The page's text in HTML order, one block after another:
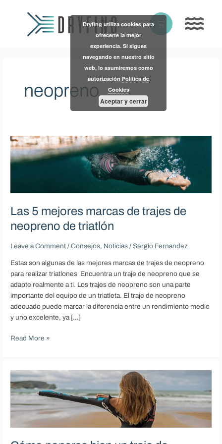
Basket
neopreno
Las 5 mejores marcas de trajes de
neopreno de triatlón
Leave a Comment /Consejos, Noticias /Sergio Fernandez
Estas son algunas de las mejores marcas de trajes de neopreno
para realizar triatlones Encuentra un traje de neopreno que se
adapte realmente a ti. Los trajes de neopreno son una parte
importante del equipo de un triatleta. El traje de neopreno
adecuado puede marcar la diferencia entre un rendimiento medio
y uno excelente, ya […]
Las
5
mejores
trajes
de
neopreno
de
Read More »
Cómo
ponerse
bien
un
traje
de
neopreno
Dryfing utiliza cookies para
ofrecerte la mejor
experiencia. Si sigues
navegando en nuestro sitio
web, lo asumiremos como
autorización Política de
Cookies
Aceptar y cerrar